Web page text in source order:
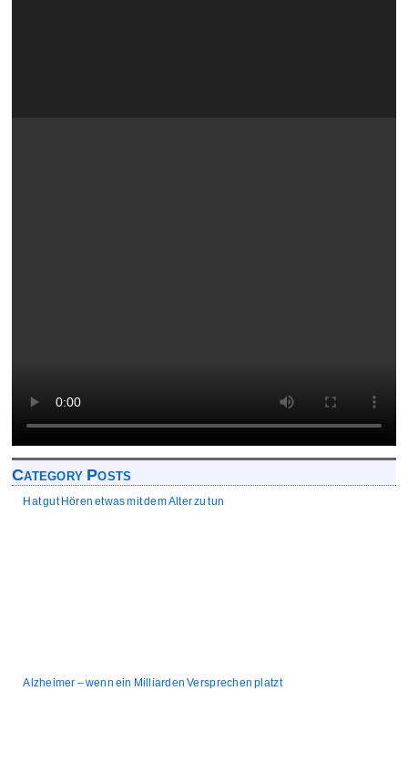
Category Posts
Hat gut Hören etwas mit dem Alter zu tun
Alzheimer – wenn ein Milliarden Versprechen platzt